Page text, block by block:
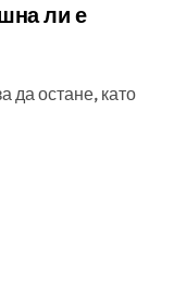
ли е